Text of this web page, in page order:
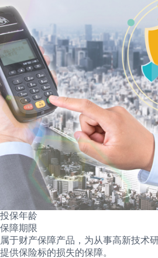
投保年龄
保障期限
属于财产保障产品，为从事高新技术
提供保险标的损失的保障。